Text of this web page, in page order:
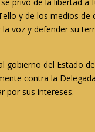
y de los medios
voz y defender su
gobierno del Estado
contra la
por sus intereses.